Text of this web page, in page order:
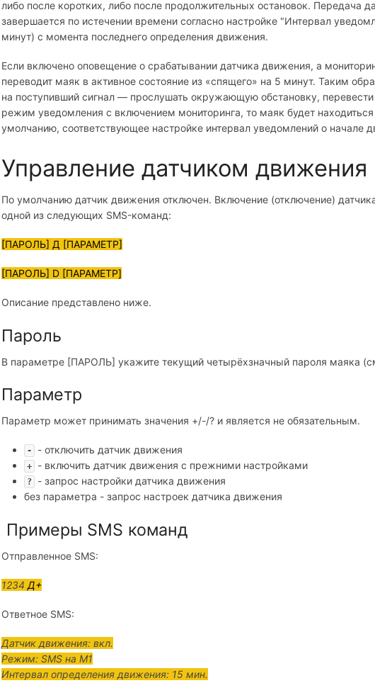
либо после коротких, либо после продолжительных остановок. Передача
завершается по истечении времени согласно настройке "Интервал
минут) с момента последнего определения движения.
Если включено оповещение о срабатывании датчика движения, а
переводит маяк в активное состояние из «спящего» на 5 минут. Таким
на поступивший сигнал — прослушать окружающую обстановку,
режим уведомления с включением мониторинга, то маяк будет
умолчанию, соответствующее настройке интервал уведомлений о начале
Управление датчиком движения
По умолчанию датчик движения отключен. Включение (отключение)
одной из следующих SMS-команд:
[ПАРОЛЬ] Д [ПАРАМЕТР]
[ПАРОЛЬ] D [ПАРАМЕТР]
Описание представлено ниже.
Пароль
В параметре [ПАРОЛЬ] укажите текущий четырёхзначный пароля маяка
Параметр
Параметр может принимать значения +/-/? и является не обязательным.
- - отключить датчик движения
+ - включить датчик движения с прежними настройками
?
- запрос настройки датчика движения
без параметра - запрос настроек датчика движения
Примеры SMS команд
Отправленное SMS:
1234 Д+
Ответное SMS:
Датчик движения: вкл.
Режим: SMS на M1
Интервал определения движения: 15 мин.